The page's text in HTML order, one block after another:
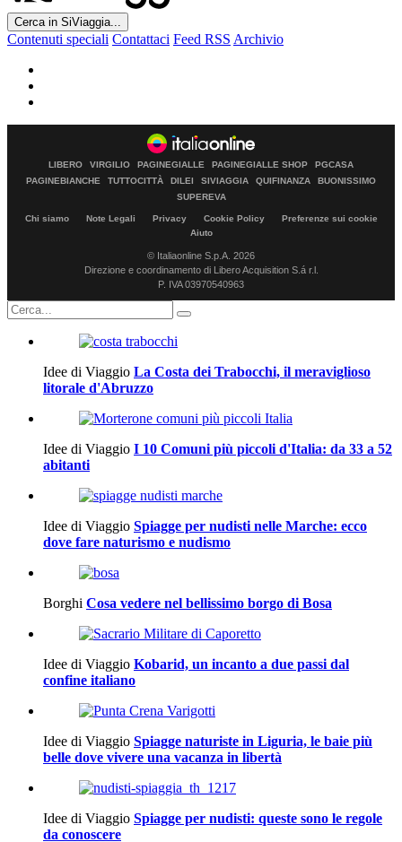
Cerca in SiViaggia...
Contenuti speciali Contattaci Feed RSS Archivio
LIBERO VIRGILIO PAGINEGIALLE PAGINEGIALLE SHOP
PGCASA
PAGINEBIANCHE
TUTTOCITTÀ DILEI SIVIAGGIA QUIFINANZA
BUONISSIMO
SUPEREVA
Chi siamo Note Legali Privacy Cookie Policy
Preferenze sui cookie
Aiuto
© Italiaonline S.p.A. 2026
Direzione e coordinamento di Libero Acquisition S.á r.l.
P. IVA 03970540963
Idee di Viaggio La Costa dei Trabocchi, il meraviglioso
litorale d'Abruzzo
Idee di Viaggio I 10 Comuni più piccoli d'Italia: da 33 a 52
abitanti
Idee di Viaggio Spiagge per nudisti nelle Marche: ecco
dove fare naturismo e nudismo
Borghi Cosa vedere nel bellissimo borgo di Bosa
Idee di Viaggio Kobarid, un incanto a due passi dal
confine italiano
Idee di Viaggio Spiagge naturiste in Liguria, le baie più
belle dove vivere una vacanza in libertà
Idee di Viaggio Spiagge per nudisti: queste sono le regole
da conoscere